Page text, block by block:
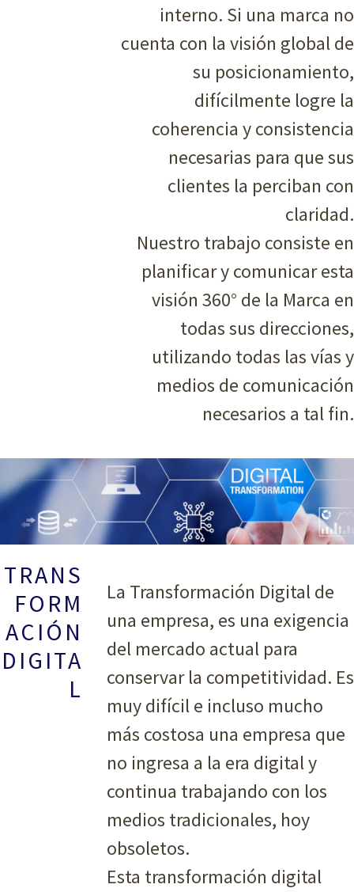
interno. Si una marca no
cuenta con la visión global de
su posicionamiento,
difícilmente logre la
coherencia y consistencia
necesarias para que sus
clientes la perciban con
claridad.
Nuestro trabajo consiste en
planificar y comunicar esta
visión 360° de la Marca en
todas sus direcciones,
utilizando todas las vías y
medios de comunicación
necesarios a tal fin.
TRANS
FORM
ACIÓN
DIGITA
L
La Transformación Digital de
una empresa, es una exigencia
del mercado actual para
conservar la competitividad. Es
muy difícil e incluso mucho
más costosa una empresa que
no ingresa a la era digital y
continua trabajando con los
medios tradicionales, hoy
obsoletos.
Esta transformación digital